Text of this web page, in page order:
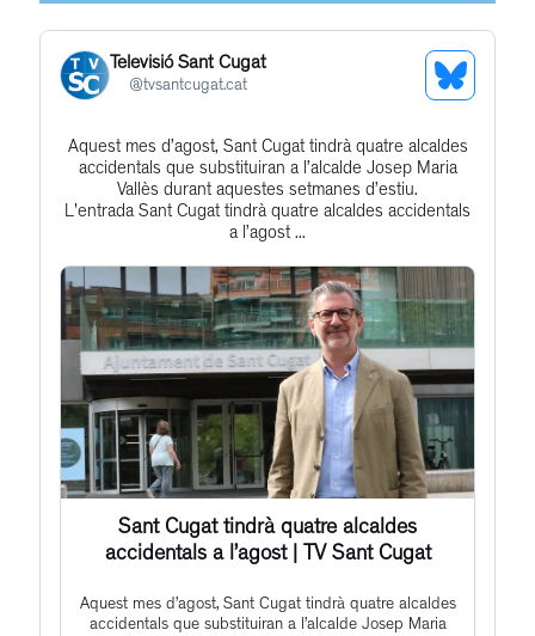
Televisió Sant Cugat
@tvsantcugat.cat
See
Profile
Get
to
this
Aquest mes d’agost, Sant Cugat tindrà quatre alcaldes
accidentals que substituiran a l’alcalde Josep Maria
Vallès durant aquestes setmanes d’estiu.
L'entrada Sant Cugat tindrà quatre alcaldes accidentals
a l’agost ...
Sant Cugat tindrà quatre alcaldes
accidentals a l’agost | TV Sant Cugat
Aquest mes d’agost, Sant Cugat tindrà quatre alcaldes
accidentals que substituiran a l’alcalde Josep Maria